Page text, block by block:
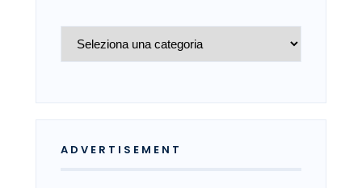
Archivio
ADVERTISEMENT